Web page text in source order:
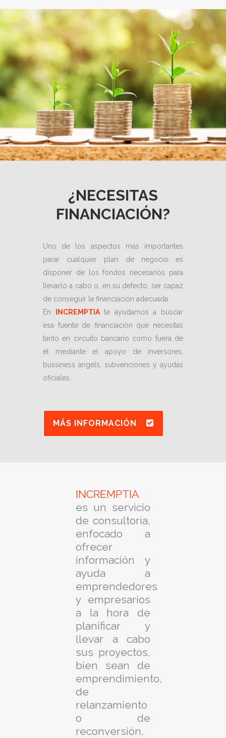
¿NECESITAS
FINANCIACIÓN?
Uno de los aspectos más importantes
parar cualquier plan de negocio es
disponer de los fondos necesarios para
llevarlo a cabo o, en su defecto, ser capaz
de conseguir la financiación adecuada.
En INCREMPTIAte ayudamos a buscar
esa fuente de financiación que necesitas
tanto en circuito bancario como fuera de
él mediante el apoyo de inversores,
bussiness angels, subvenciones y ayudas
oficiales.
MÁS INFORMACIÓN
INCREMPTIA
es un servicio
de consultoría,
enfocado a
ofrecer
información y
ayuda a
emprendedores
y empresarios
a la hora de
planificar y
llevar a cabo
sus proyectos,
bien sean de
emprendimiento,
de
relanzamiento
o de
reconversión.